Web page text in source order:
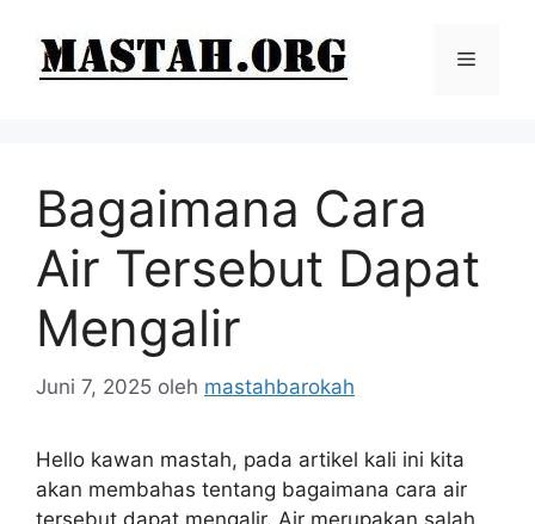
Menu
Bagaimana Cara
Air Tersebut Dapat
Mengalir
Juni 7, 2025 oleh mastahbarokah
Hello kawan mastah, pada artikel kali ini kita
akan membahas tentang bagaimana cara air
tersebut dapat mengalir. Air merupakan salah